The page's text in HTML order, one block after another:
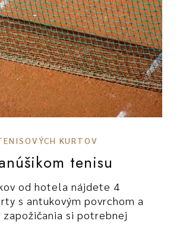
KURTOV
tenisu
od hotela nájdete 4
s antukovým povrchom a
si potrebnej